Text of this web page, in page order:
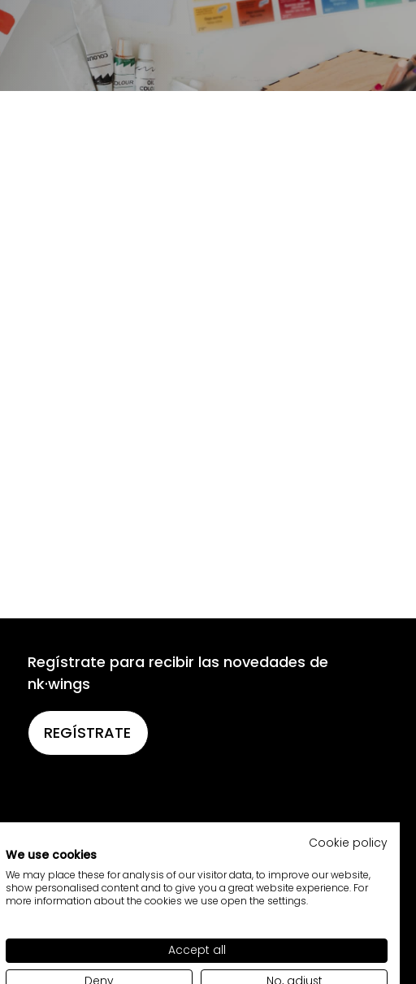
Regístrate para recibir las novedades de
nk·wings
REGÍSTRATE
Cookie policy
We use cookies
We may place these for analysis of our visitor data, to improve our website,
show personalised content and to give you a great website experience. For
more information about the cookies we use open the settings.
Accept all